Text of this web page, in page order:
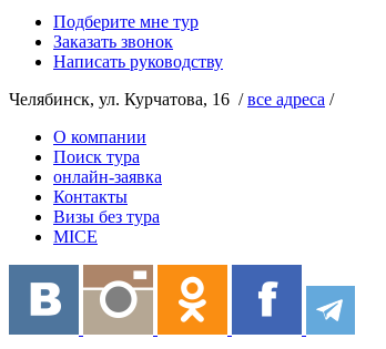
Подберите мне тур
Заказать звонок
Написать руководству
Челябинск, ул. Курчатова, 16 /все адреса /
О компании
Поиск тура
онлайн-заявка
Контакты
Визы без тура
MICE